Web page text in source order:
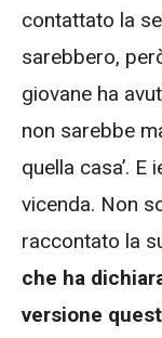
contattato la
sarebbero,
giovane ha
non sarebbe
quella casa’.
vicenda. Non
raccontato la
che ha
versione